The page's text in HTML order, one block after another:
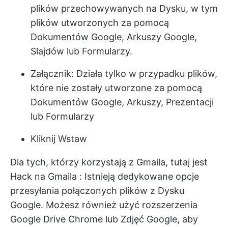
plików przechowywanych na Dysku, w tym
plików utworzonych za pomocą
Dokumentów Google, Arkuszy Google,
Slajdów lub Formularzy.
Załącznik: Działa tylko w przypadku plików,
które nie zostały utworzone za pomocą
Dokumentów Google, Arkuszy, Prezentacji
lub Formularzy
Kliknij Wstaw
Dla tych, którzy korzystają z Gmaila, tutaj jest
Hack na Gmaila : Istnieją dedykowane opcje
przesyłania połączonych plików z Dysku
Google. Możesz również użyć rozszerzenia
Google Drive Chrome lub Zdjęć Google, aby